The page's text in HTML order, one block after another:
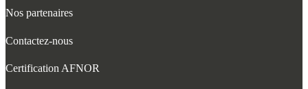
Nos partenaires
Contactez-nous
Certification AFNOR